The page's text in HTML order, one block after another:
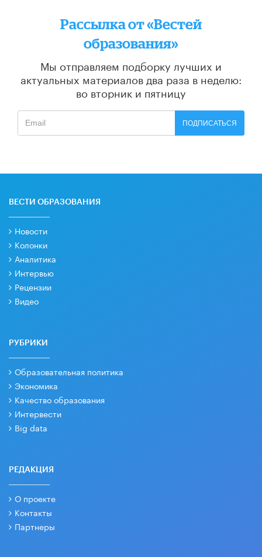
Рассылка от «Вестей
образования»
Мы отправляем подборку лучших и
актуальных материалов два раза в неделю:
во вторник и пятницу
ПОДПИСАТЬСЯ
ВЕСТИ ОБРАЗОВАНИЯ
Новости
Колонки
Аналитика
Интервью
Рецензии
Видео
РУБРИКИ
Образовательная политика
Экономика
Качество образования
Интервести
Big data
РЕДАКЦИЯ
О проекте
Контакты
Партнеры